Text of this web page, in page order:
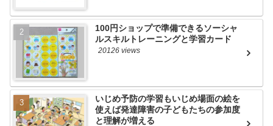
100円ショップで準備できるソーシャ
ルスキルトレーニングと学習カード
20126 views
いじめ予防の学習もいじめ場面の絵を
使えば発達障害の子どもたちの参加度
と理解が増える